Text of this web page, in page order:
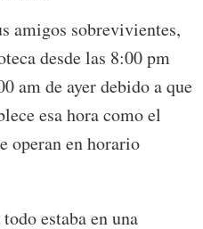
amigos sobrevivientes,
desde las 8:00 pm
am de ayer debido a que
esa hora como el
operan en horario
estaba en una